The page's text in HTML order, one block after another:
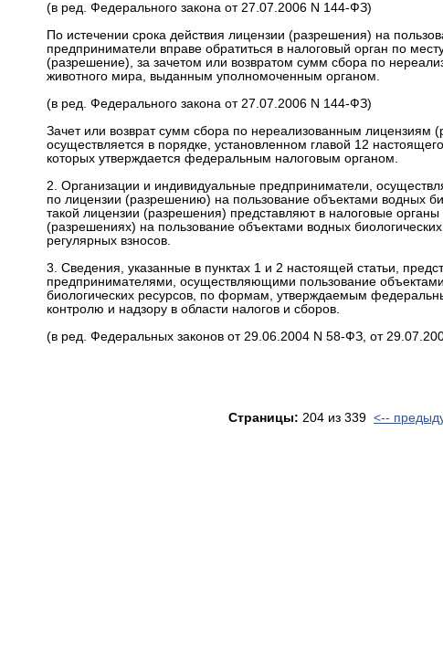
(в ред. Федерального закона от 27.07.2006 N 144-ФЗ)
По истечении срока действия лицензии (разрешения) на
предприниматели вправе обратиться в налоговый орган по
(разрешение), за зачетом или возвратом сумм сбора по
животного мира, выданным уполномоченным органом.
(в ред. Федерального закона от 27.07.2006 N 144-ФЗ)
Зачет или возврат сумм сбора по нереализованным лицензиям
осуществляется в порядке, установленном главой 12
которых утверждается федеральным налоговым органом.
2. Организации и индивидуальные предприниматели,
по лицензии (разрешению) на пользование объектами водных
такой лицензии (разрешения) представляют в налоговые
(разрешениях) на пользование объектами водных
регулярных взносов.
3. Сведения, указанные в пунктах 1 и 2 настоящей статьи,
предпринимателями, осуществляющими пользование
биологических ресурсов, по формам, утверждаемым
контролю и надзору в области налогов и сборов.
(в ред. Федеральных законов от 29.06.2004 N 58-ФЗ, от
Страницы: 204 из 339 <--